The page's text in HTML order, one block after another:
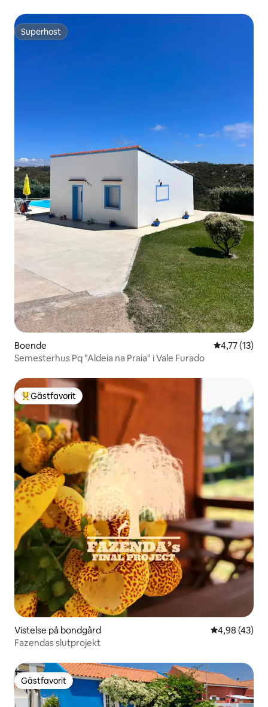
Superhost
Superhost
Boende 4,77 av 5 i
4,77 (13)
Semesterhus Pq "Aldeia na Praia" i Vale Furado
Populär gästfavorit
Gästfavorit
Vistelse på bondgård 4,98 av 5 i
4,98 (43)
Fazendas slutprojekt
Gästfavorit
Gästfavorit